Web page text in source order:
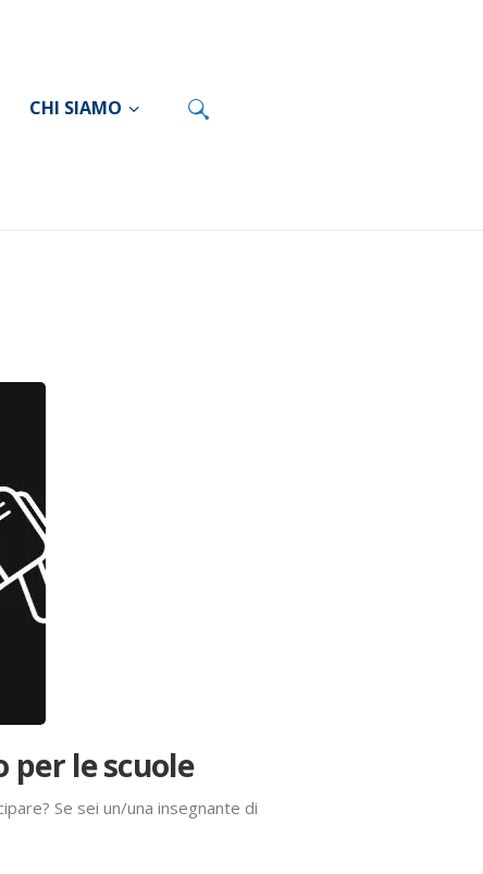
CHI SIAMO
le scuole
Se sei un/una insegnante di